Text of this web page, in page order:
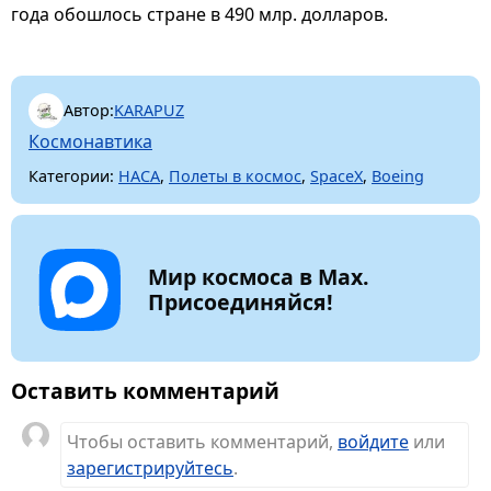
года обошлось стране в 490 млр. долларов.
Автор:KARAPUZ
Космонавтика
Категории: НАСА, Полеты в космос, SpaceX, Boeing
Мир космоса в Max.
Присоединяйся!
Оставить комментарий
Чтобы оставить комментарий, войдите или
зарегистрируйтесь.